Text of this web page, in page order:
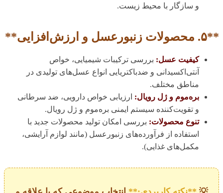
و سازگار با محیط زیست.
**۵. محصولات زنبورعسل و ارزش‌افزایی**
کیفیت عسل: بررسی ترکیبات شیمیایی، خواص
آنتی‌اکسیدانی و ضدباکتریایی انواع عسل‌های تولیدی در
مناطق مختلف.
بره‌موم و ژل رویال: ارزیابی خواص دارویی، ضد سرطانی
و تقویت‌کننده سیستم ایمنی بره‌موم و ژل رویال.
تنوع محصولات: بررسی امکان تولید محصولات جدید با
استفاده از فرآورده‌های زنبورعسل (مانند لوازم آرایشی،
مکمل‌های غذایی).